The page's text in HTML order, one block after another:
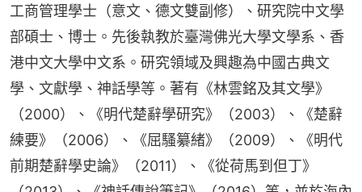
工商管理學士（意文、德文雙副修）、研究院中文學
部碩士、博士。先後執教於臺灣佛光大學文學系、香
港中文大學中文系。研究領域及興趣為中國古典文
學、文獻學、神話學等。著有《林雲銘及其文學》
（2000）、《明代楚辭學研究》（2003）、《楚辭
練要》（2006）、《屈騷纂緒》（2009）、《明代
前期楚辭學史論》（2011）、《從荷馬到但丁》